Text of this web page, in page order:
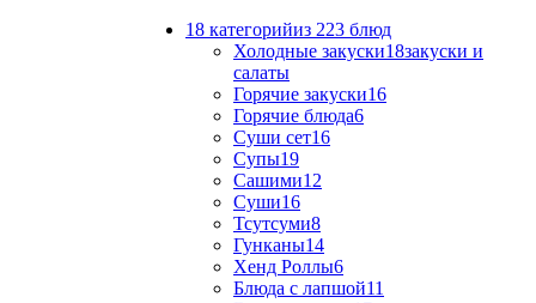
18 категорийиз 223 блюд
Холодные закуски18закуски и
салаты
Горячие закуски16
Горячие блюда6
Суши сет16
Супы19
Сашими12
Суши16
Тсутсуми8
Гунканы14
Хенд Роллы6
Блюда с лапшой11